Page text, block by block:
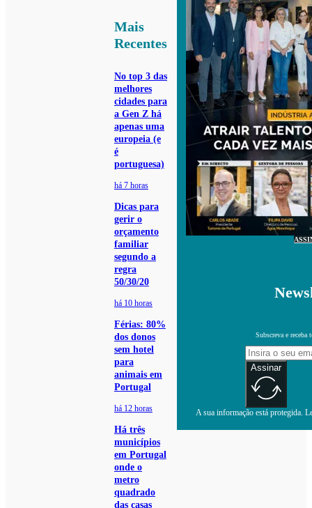
Mais
Recentes
No top 3 das
melhores
cidades para
a Gen Z há
apenas uma
europeia (e
é
portuguesa)
há 7 horas
Dicas para
gerir o
orçamento
familiar
segundo a
regra
50/30/20
há 10 horas
Férias: 80%
dos donos
sem hotel
para
animais em
Portugal
há 12 horas
Há três
municípios
em Portugal
onde o
metro
quadrado
das casas
Subscreva e receba
Assinar
A sua informação está protegida.